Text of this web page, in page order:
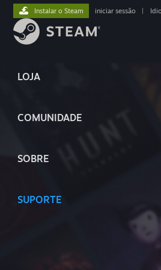
LOJA
COMUNIDADE
SOBRE
SUPORTE
Instalar o Steam iniciar sessão